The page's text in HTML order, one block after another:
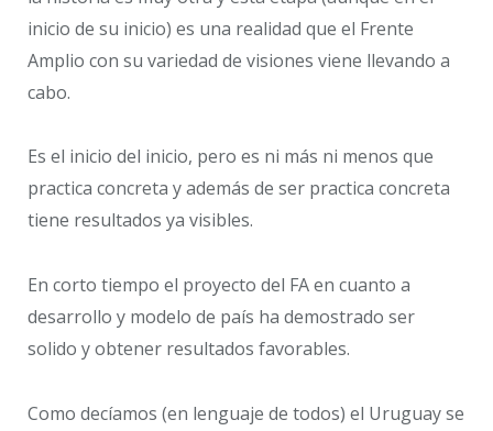
inicio de su inicio) es una realidad que el Frente
Amplio con su variedad de visiones viene llevando a
cabo.
Es el inicio del inicio, pero es ni más ni menos que
practica concreta y además de ser practica concreta
tiene resultados ya visibles.
En corto tiempo el proyecto del FA en cuanto a
desarrollo y modelo de país ha demostrado ser
solido y obtener resultados favorables.
Como decíamos (en lenguaje de todos) el Uruguay se